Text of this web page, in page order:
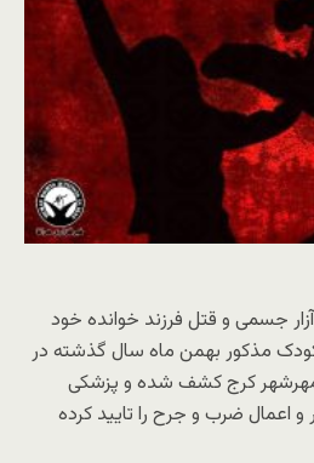
جسمی و قتل فرزند خوانده خود
مذکور بهمن ماه سال گذشته در
مهرشهر کرج کشف شده و پزشکی
و اعمال ضرب و جرح را تایید کرده